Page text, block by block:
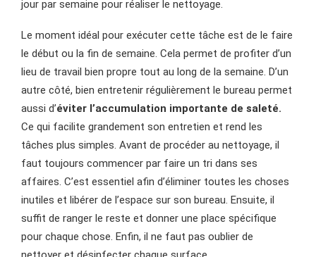
jour par semaine pour réaliser le nettoyage.
Le moment idéal pour exécuter cette tâche est de le faire
le début ou la fin de semaine. Cela permet de profiter d’un
lieu de travail bien propre tout au long de la semaine. D’un
autre côté, bien entretenir régulièrement le bureau permet
aussi d’éviter l’accumulation importante de saleté.
Ce qui facilite grandement son entretien et rend les
tâches plus simples. Avant de procéder au nettoyage, il
faut toujours commencer par faire un tri dans ses
affaires. C’est essentiel afin d’éliminer toutes les choses
inutiles et libérer de l’espace sur son bureau. Ensuite, il
suffit de ranger le reste et donner une place spécifique
pour chaque chose. Enfin, il ne faut pas oublier de